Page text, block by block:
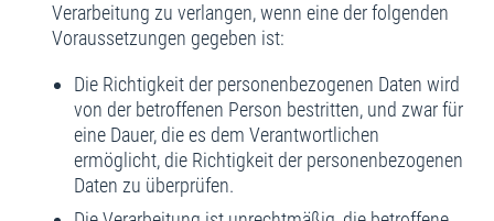
Verarbeitung zu verlangen, wenn eine der folgenden
Voraussetzungen gegeben ist:
Die Richtigkeit der personenbezogenen Daten wird
von der betroffenen Person bestritten, und zwar für
eine Dauer, die es dem Verantwortlichen
ermöglicht, die Richtigkeit der personenbezogenen
Daten zu überprüfen.